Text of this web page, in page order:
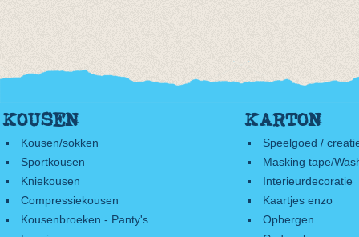
KOUSEN
Kousen/sokken
Sportkousen
Kniekousen
Compressiekousen
Kousenbroeken - Panty's
KARTON
Speelgoed /
Masking tape/
Interieurdecoratie
Kaartjes enzo
Opbergen